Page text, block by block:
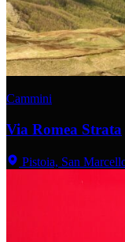
Cammini
Via Romea Strata
Pistoia, San